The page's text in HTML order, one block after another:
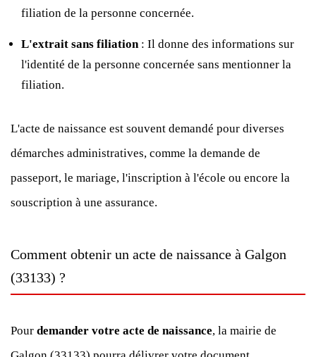
filiation de la personne concernée.
L'extrait sans filiation: Il donne des informations sur
l'identité de la personne concernée sans mentionner la
filiation.
L'acte de naissance est souvent demandé pour diverses
démarches administratives, comme la demande de
passeport, le mariage, l'inscription à l'école ou encore la
souscription à une assurance.
Comment obtenir un acte de naissance à Galgon
(33133) ?
Pour demander votre acte de naissance, la mairie de